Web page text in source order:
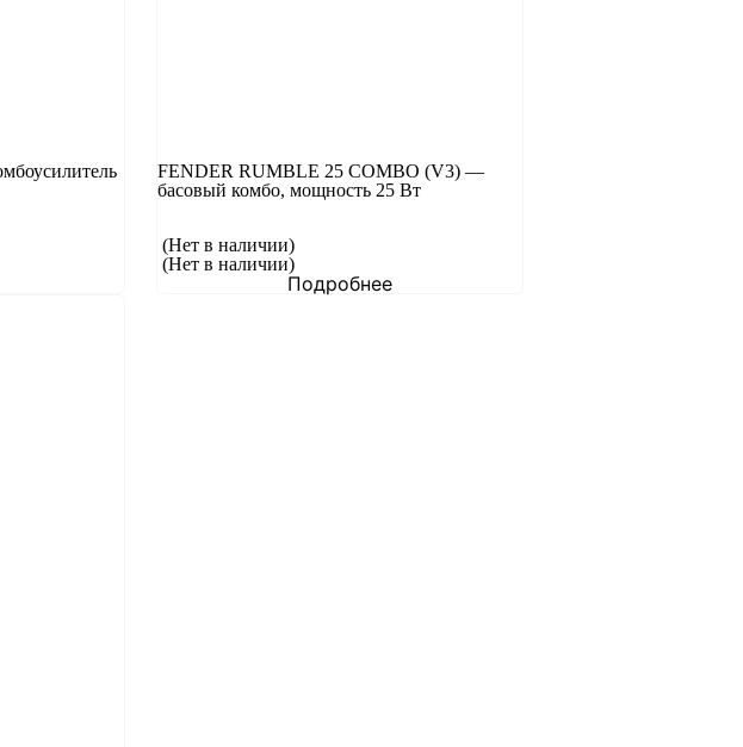
FENDER RUMBLE 25 COMBO (V3) —
басовый комбо, мощность 25 Вт
(Нет в наличии)
(Нет в наличии)
Подробнее